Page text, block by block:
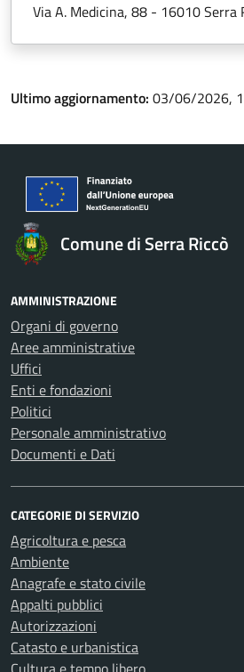
Via A. Medicina, 88 - 16010 Serra
Ultimo aggiornamento: 03/06/2026,
Comune di Serra Riccò
AMMINISTRAZIONE
Organi di governo
Aree amministrative
Uffici
Enti e fondazioni
Politici
Personale amministrativo
Documenti e Dati
CATEGORIE DI SERVIZIO
Agricoltura e pesca
Ambiente
Anagrafe e stato civile
Appalti pubblici
Autorizzazioni
Catasto e urbanistica